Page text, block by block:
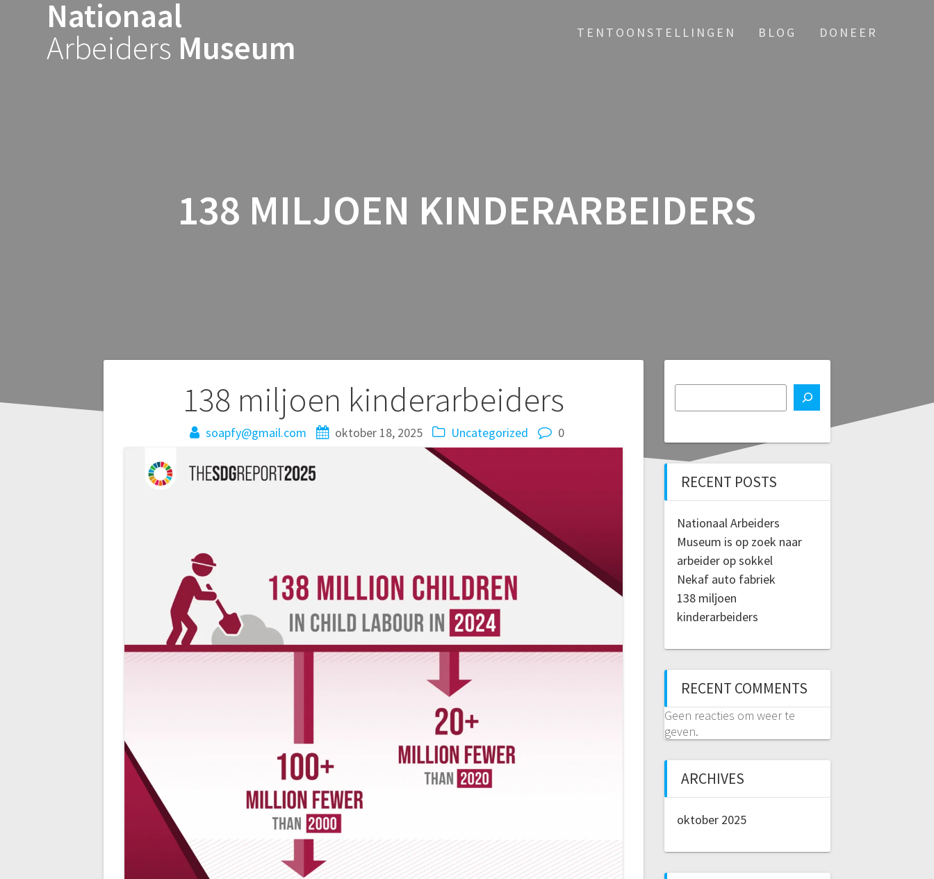
Nationaal
Arbeiders Museum TENTOONSTELLINGEN BLOG DONEER
138 MILJOEN KINDERARBEIDERS
138 miljoen kinderarbeiders
soapfy@gmail.com oktober 18, 2025 Uncategorized 0
Bericht
navigatie
RECENT POSTS
Nationaal Arbeiders
Museum is op zoek naar
arbeider op sokkel
Nekaf auto fabriek
138 miljoen
kinderarbeiders
RECENT COMMENTS
Geen reacties om weer te
geven.
ARCHIVES
oktober 2025